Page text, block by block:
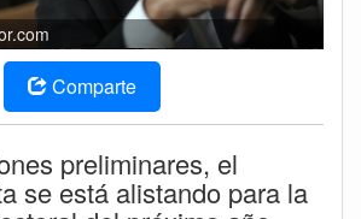
Comparte
preliminares, el
se está alistando para la